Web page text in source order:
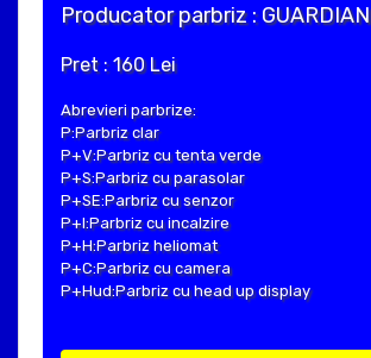
Producator parbriz : GUARDIAN
Pret : 160 Lei
Abrevieri parbrize:
P:Parbriz clar
P+V:Parbriz cu tenta verde
P+S:Parbriz cu parasolar
P+SE:Parbriz cu senzor
P+I:Parbriz cu incalzire
P+H:Parbriz heliomat
P+C:Parbriz cu camera
P+Hud:Parbriz cu head up display